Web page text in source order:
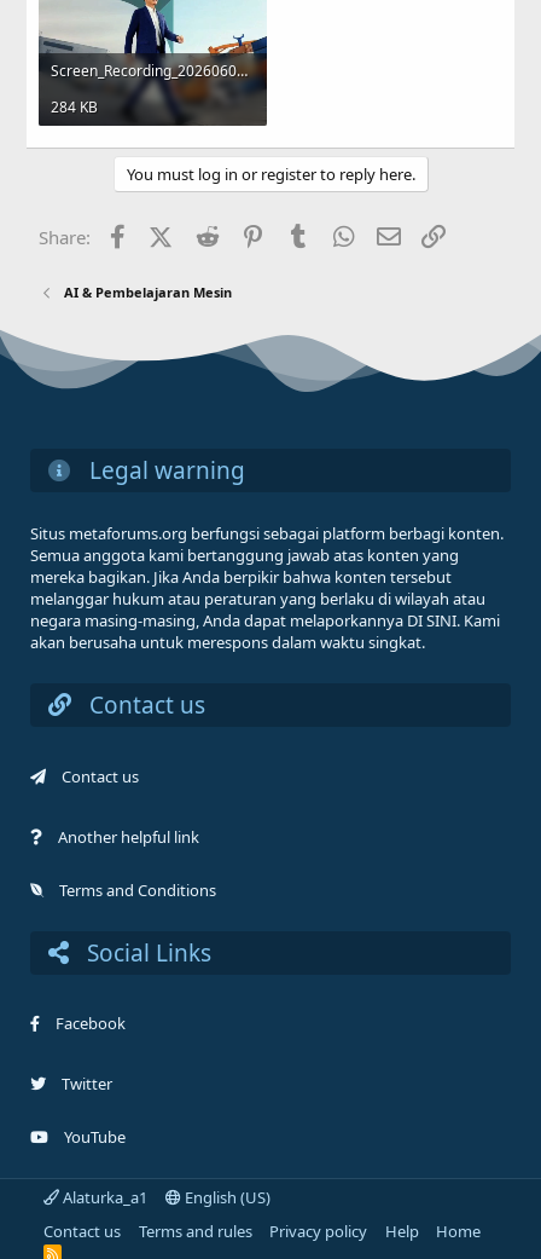
Screen_Recording_20260601_134548.mp4
284 KB
You must log in or register to reply here.
Share: FacebookX (Twitter)
Reddit PinterestTumblr WhatsApp
Email
AI & Pembelajaran Mesin
Legal warning
Situs metaforums.org berfungsi sebagai platform berbagi konten.
Semua anggota kami bertanggung jawab atas konten yang
mereka bagikan. Jika Anda berpikir bahwa konten tersebut
melanggar hukum atau peraturan yang berlaku di wilayah atau
negara masing-masing, Anda dapat melaporkannya DI SINI. Kami
akan berusaha untuk merespons dalam waktu singkat.
Contact us
Contact us
Another helpful link
Terms and Conditions
Social Links
Facebook
Twitter
YouTube
Alaturka_a1
English (US)
Contact us
Terms and rules Privacy policy Help Home
R